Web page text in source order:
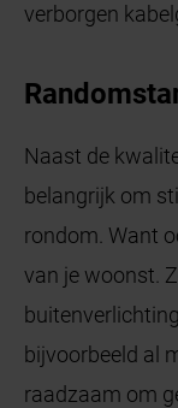
verborgen
Naast de
belangrijk om
rondom. Want
van je woonst.
bijvoorbeeld al
raadzaam om